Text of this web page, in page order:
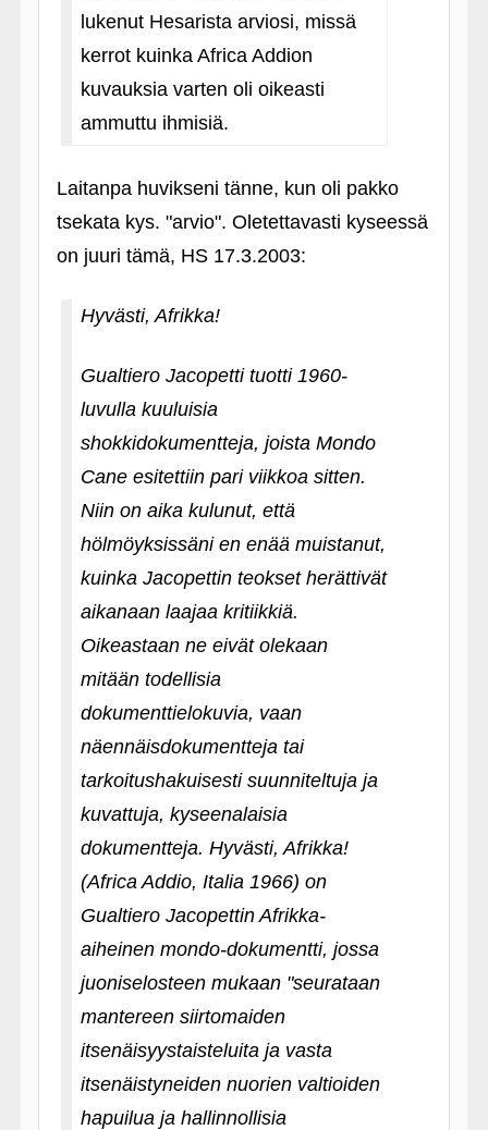
lukenut Hesarista arviosi, missä
kerrot kuinka Africa Addion
kuvauksia varten oli oikeasti
ammuttu ihmisiä.
Laitanpa huvikseni tänne, kun oli pakko
tsekata kys. "arvio". Oletettavasti kyseessä
on juuri tämä, HS 17.3.2003:
Hyvästi, Afrikka!
Gualtiero Jacopetti tuotti 1960-
luvulla kuuluisia
shokkidokumentteja, joista Mondo
Cane esitettiin pari viikkoa sitten.
Niin on aika kulunut, että
hölmöyksissäni en enää muistanut,
kuinka Jacopettin teokset herättivät
aikanaan laajaa kritiikkiä.
Oikeastaan ne eivät olekaan
mitään todellisia
dokumenttielokuvia, vaan
näennäisdokumentteja tai
tarkoitushakuisesti suunniteltuja ja
kuvattuja, kyseenalaisia
dokumentteja. Hyvästi, Afrikka!
(Africa Addio, Italia 1966) on
Gualtiero Jacopettin Afrikka-
aiheinen mondo-dokumentti, jossa
juoniselosteen mukaan "seurataan
mantereen siirtomaiden
itsenäisyystaisteluita ja vasta
itsenäistyneiden nuorien valtioiden
hapuilua ja hallinnollisia